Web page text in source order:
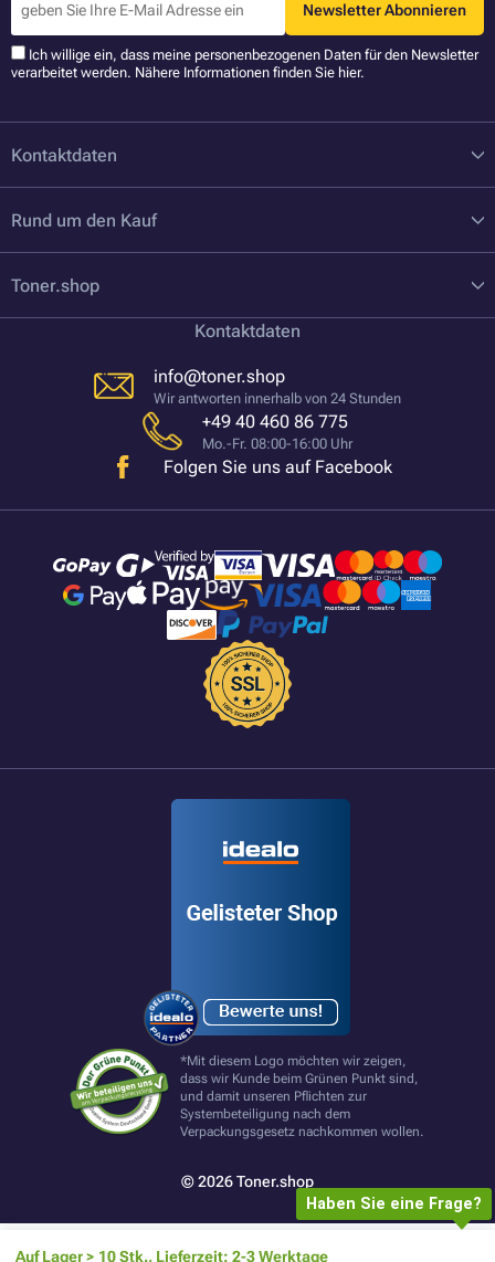
Auf Lager > 10 Stk., Lieferzeit: 2-3 Werktage
Newsletter Abonnieren
Ich willige ein, dass meine personenbezogenen Daten für den Newsletter
verarbeitet werden. Nähere Informationen finden Sie hier.
Kontaktdaten
Rund um den Kauf
Toner.shop
Kontaktdaten
info@toner.shop
Wir antworten innerhalb von 24 Stunden
+49 40 460 86 775
Mo.-Fr. 08:00-16:00 Uhr
Folgen Sie uns auf Facebook
*Mit diesem Logo möchten wir zeigen,
dass wir Kunde beim Grünen Punkt sind,
und damit unseren Pflichten zur
Systembeteiligung nach dem
Verpackungsgesetz nachkommen wollen.
© 2026 Toner.shop
Haben Sie eine Frage?